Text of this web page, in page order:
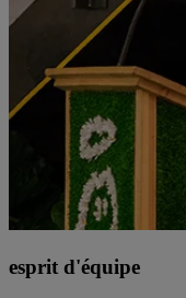
esprit d'équipe